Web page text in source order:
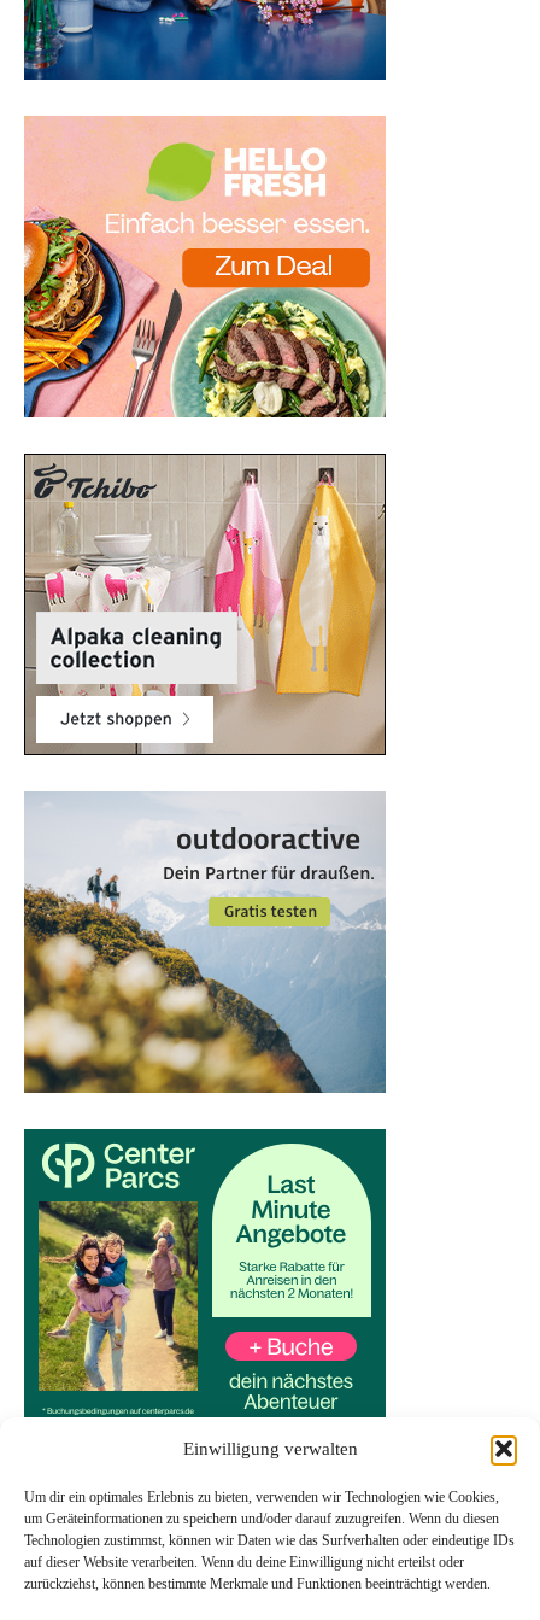
Einwilligung verwalten
Um dir ein optimales Erlebnis zu bieten, verwenden wir Technologien wie Cookies,
um Geräteinformationen zu speichern und/oder darauf zuzugreifen. Wenn du diesen
Technologien zustimmst, können wir Daten wie das Surfverhalten oder eindeutige IDs
auf dieser Website verarbeiten. Wenn du deine Einwilligung nicht erteilst oder
zurückziehst, können bestimmte Merkmale und Funktionen beeinträchtigt werden.
Start
Datenschutzerklärung
Impressum